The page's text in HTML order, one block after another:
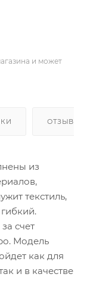
и может
ОТЗЫВЫ
из
текстиль,
счет
Модель
как для
и в качестве